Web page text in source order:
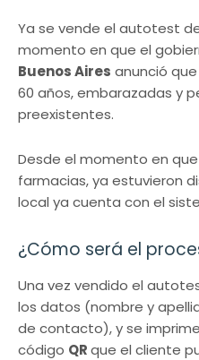
Ya se vende el autotest
momento en que el
Buenos Aires anunció
60 años, embarazadas y
preexistentes.
Desde el momento en
farmacias, ya estuvieron
local ya cuenta con el
¿Cómo será el
Una vez vendido el
los datos (nombre y
de contacto), y se
código QRque el cliente